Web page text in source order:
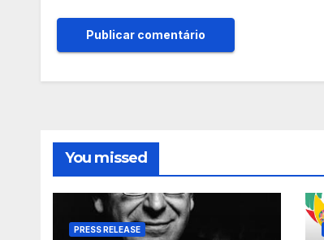
You missed
PRESS RELEASE